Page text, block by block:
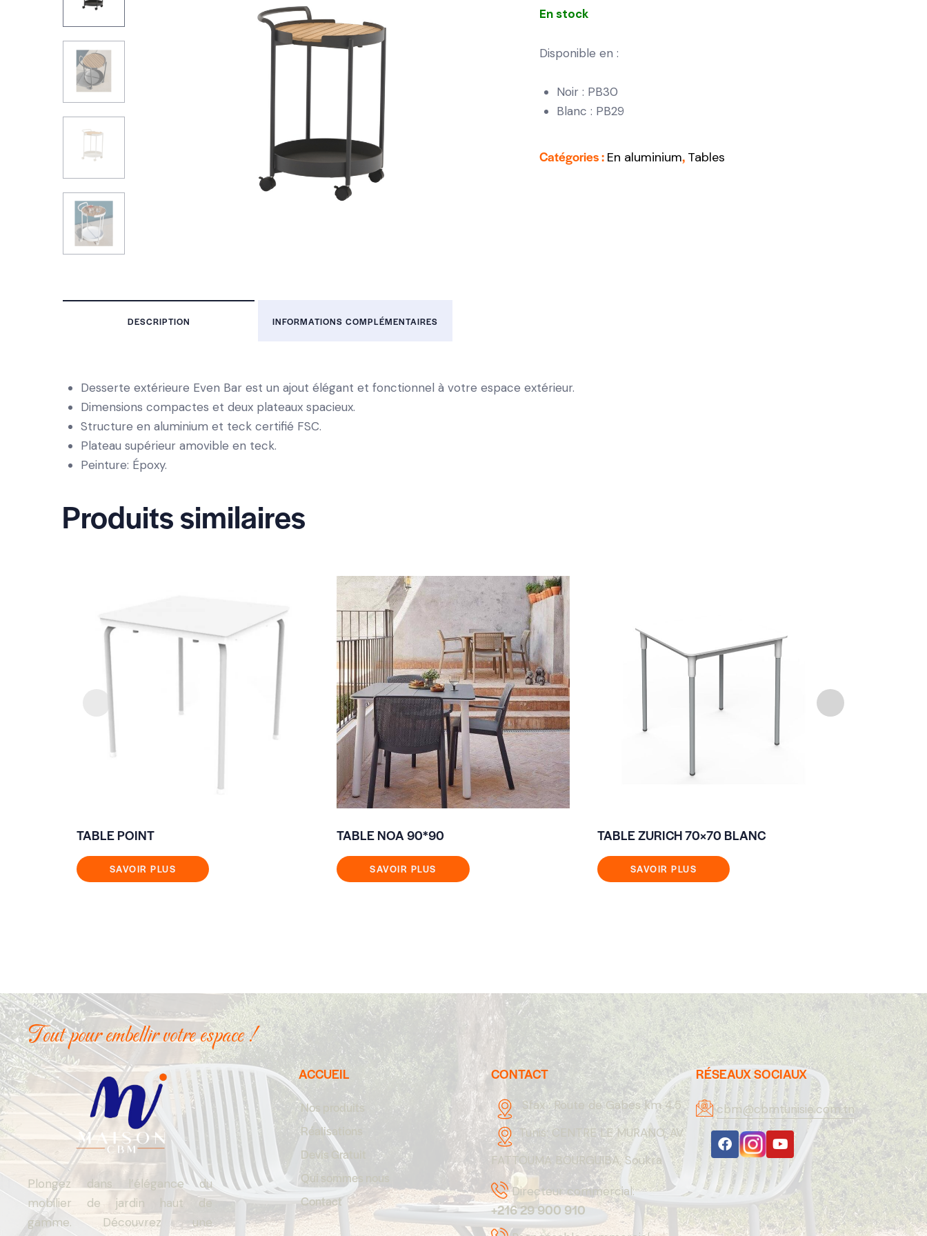
En stock
Disponible en :
Noir : PB30
Blanc : PB29
Catégories : En aluminium, Tables
DESCRIPTION INFORMATIONS COMPLÉMENTAIRES
Desserte extérieure Even Bar est un ajout élégant et fonctionnel à votre espace extérieur.
Dimensions compactes et deux plateaux spacieux.
Structure en aluminium et teck certifié FSC.
Plateau supérieur amovible en teck.
Peinture: Époxy.
Produits similaires
TABLE POINT
SAVOIR PLUS
TABLE NOA 90*90
SAVOIR PLUS
TABLE ZURICH 70×70 BLANC
SAVOIR PLUS
Tout pour embellir votre espace !
Plongez dans l’élégance du
mobilier de jardin haut de
gamme. Découvrez une
ACCUEIL
Nos produits
Réalisations
Devis Gratuit
Qui sommes nous
Contact
CONTACT
Sfax : Route de Gabes km 4.5
Tunis: CENTRE LE MURANO, AV
FATTOUMA BOURGUIBA, Soukra
Directeur commercial:
+216 29 900 910
RÉSEAUX SOCIAUX
cbm@cbmtunisie.com.tn